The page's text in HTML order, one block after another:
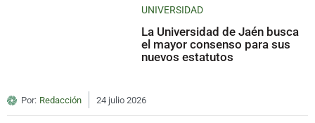
UNIVERSIDAD
La Universidad de Jaén busca
el mayor consenso para sus
nuevos estatutos
Por: Redacción 24 julio 2026